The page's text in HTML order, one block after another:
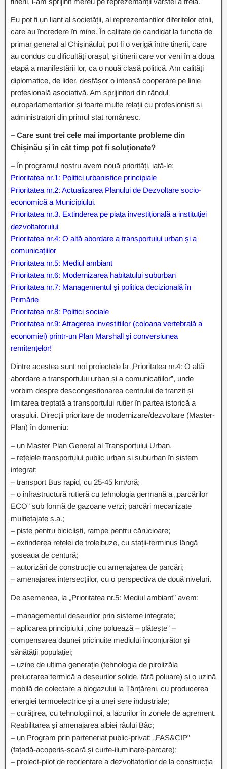
Eu pot fi un liant al societății, al reprezentanților diferitelor etnii,
care au încredere în mine. În calitate de candidat la funcția de
primar general al Chișinăului, pot fi o verigă între tinerii, care
au condus cu dificultăți orașul, și tinerii care vor veni în a doua
etapă a manifestării lor, ca o nouă clasă politică. Am calități
diplomatice, de lider, desfășor o intensă cooperare pe linie
profesională asociativă. Am sprijinitori din rândul
europarlamentarilor și foarte multe relații cu profesioniști și
administratori din primul stat românesc.
– Care sunt trei cele mai importante probleme din
Chișinău și în cât timp pot fi soluționate?
– În programul nostru avem nouă priorități, iată-le:
Prioritatea nr.1: Politici urbanistice principiale
Prioritatea nr.2: Actualizarea Planului de Dezvoltare socio-
economică a Municipiului.
Prioritatea nr.3. Extinderea pe piața investițională a instituției
dezvoltatorului
Prioritatea nr.4: O altă abordare a transportului urban și a
comunicațiilor
Prioritatea nr.5: Mediul ambiant
Prioritatea nr.6: Modernizarea habitatului suburban
Prioritatea nr.7: Managementul și politica decizională în
Primărie
Prioritatea nr.8: Politici sociale
Prioritatea nr.9: Atragerea investițiilor (coloana vertebrală a
economiei) printr-un Plan Marshall și conversiunea
remitențelor!
Dintre acestea sunt noi proiectele la „Prioritatea nr.4: O altă
abordare a transportului urban și a comunicațiilor”, unde
vorbim despre descongestionarea centrului de tranzit și
limitarea treptată a transportului rutier în partea istorică a
orașului. Direcții prioritare de modernizare/dezvoltare (Master-
Plan) în domeniu:
– un Master Plan General al Transportului Urban.
– rețelele transportului public urban și suburban în sistem
integrat;
– transport Bus rapid, cu 25-45 km/oră;
– o infrastructură rutieră cu tehnologia germană a „parcărilor
ECO” sub formă de gazoane verzi; parcări mecanizate
multietajate ș.a.;
– piste pentru bicicliști, rampe pentru cărucioare;
– extinderea rețelei de troleibuze, cu stații-terminus lângă
șoseaua de centură;
– autorizări de construcție cu amenajarea de parcări;
– amenajarea intersecțiilor, cu o perspectiva de două niveluri.
De asemenea, la „Prioritatea nr.5: Mediul ambiant” avem:
– managementul deșeurilor prin sisteme integrate;
– aplicarea principiului „cine poluează – plătește” –
compensarea daunei pricinuite mediului înconjurător și
sănătății populației;
– uzine de ultima generație (tehnologia de pirolizăla
prelucrarea termică a deșeurilor solide, fără poluare) și o uzină
mobilă de colectare a biogazului la Țânțăreni, cu producerea
energiei termoelectrice și a unei sere industriale;
– curățirea, cu tehnologii noi, a lacurilor în zonele de agrement.
Reabilitarea și amenajarea albiei râului Bâc;
– un Program prin parteneriat public-privat: „FAS&CIP”
(fațadă-acoperiș-scară și curte-iluminare-parcare);
– proiect-pilot de reorientare a dezvoltatorilor de la construcția